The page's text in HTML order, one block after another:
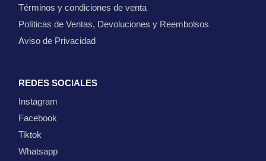
Términos y condiciones de venta
Políticas de Ventas, Devoluciones y Reembolsos
Aviso de Privacidad
REDES SOCIALES
Instagram
Facebook
Tiktok
Whatsapp